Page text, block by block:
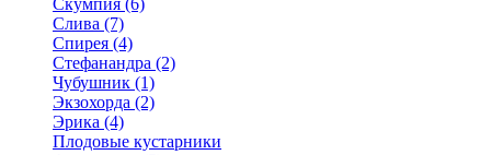
Скумпия (6)
Слива (7)
Спирея (4)
Стефанандра (2)
Чубушник (1)
Экзохорда (2)
Эрика (4)
Плодовые кустарники